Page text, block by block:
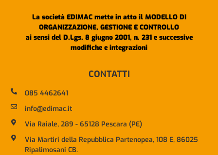
La società EDIMAC mette in atto il MODELLO DI
ORGANIZZAZIONE, GESTIONE E CONTROLLO
ai sensi del D.Lgs. 8 giugno 2001, n. 231 e successive
modifiche e integrazioni
CONTATTI
085 4462641
info@edimac.it
Via Raiale, 289 - 65128 Pescara (PE)
Via Martiri della Repubblica Partenopea, 108 E, 86025
Ripalimosani CB.